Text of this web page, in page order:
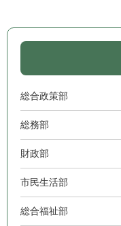
総合政策部
総務部
財政部
市民生活部
総合福祉部